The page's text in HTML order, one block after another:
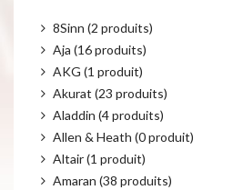
8Sinn (2 produits)
Aja (16 produits)
AKG (1 produit)
Akurat (23 produits)
Aladdin (4 produits)
Allen & Heath (0 produit)
Altair (1 produit)
Amaran (38 produits)